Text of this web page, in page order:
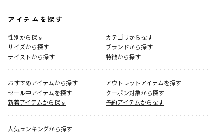
アイテムを探す
性別から探す
カテゴリから探す
サイズから探す
ブランドから探す
テイストから探す
特徴から探す
おすすめアイテムから探す
アウトレットアイテムを探す
セール中アイテムを探す
クーポン対象から探す
新着アイテムから探す
予約アイテムから探す
人気ランキングから探す